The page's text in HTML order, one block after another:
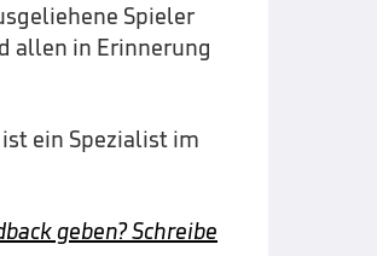
Spieler
allen in Erinnerung
ein Spezialist im
geben? Schreibe